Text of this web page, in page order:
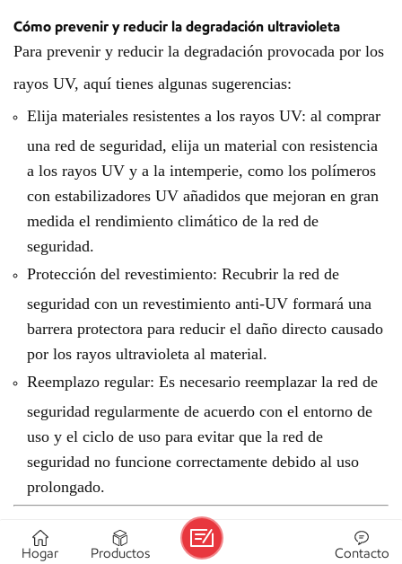
Cómo prevenir y reducir la degradación ultravioleta
Para prevenir y reducir la degradación provocada por los
rayos UV, aquí tienes algunas sugerencias:
Elija materiales resistentes a los rayos UV: al comprar
una red de seguridad, elija un material con resistencia
a los rayos UV y a la intemperie, como los polímeros
con estabilizadores UV añadidos que mejoran en gran
medida el rendimiento climático de la red de
seguridad.
Protección del revestimiento: Recubrir la red de
seguridad con un revestimiento anti-UV formará una
barrera protectora para reducir el daño directo causado
por los rayos ultravioleta al material.
Reemplazo regular: Es necesario reemplazar la red de
seguridad regularmente de acuerdo con el entorno de
uso y el ciclo de uso para evitar que la red de
seguridad no funcione correctamente debido al uso
prolongado.
Hogar Productos Contacto